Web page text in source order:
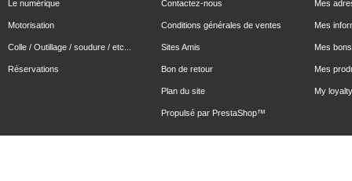
Le numérique
Motorisation
Colle / Outillage / soudure / etc...
Réservations
Contactez-nous
Conditions générales de ventes
Sites Amis
Bon de retour
Plan du site
Propulsé par PrestaShop™
Mes
Mes
Mes
Mes
My